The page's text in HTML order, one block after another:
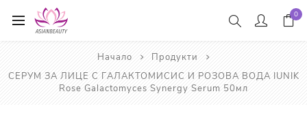
0
Начало
Продукти
СЕРУМ ЗА ЛИЦЕ С ГАЛАКТОМИСИС И РОЗОВА ВОДА IUNIK
Rose Galactomyces Synergy Serum 50мл